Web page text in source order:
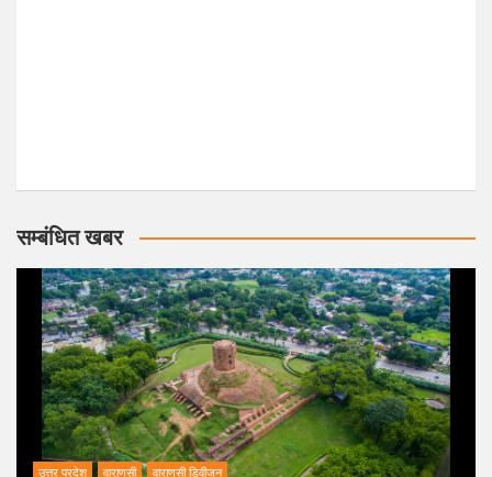
सम्बंधित खबर
उत्तर प्रदेश वाराणसी वाराणसी डिवीजन